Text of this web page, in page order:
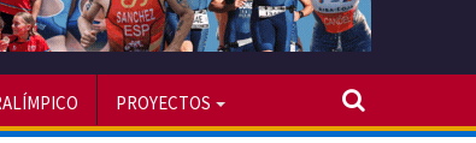
PROYECTOS